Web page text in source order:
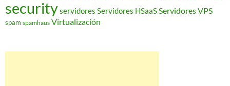
securityservidores Servidores HSaaSServidores VPS
spam spamhaus Virtualización